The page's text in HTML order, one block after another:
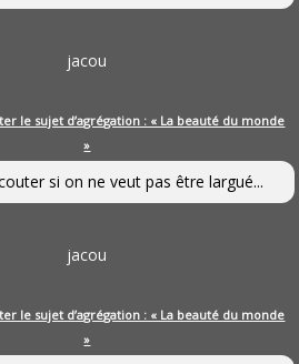
jacou
le sujet d’agrégation : « La beauté du monde
»
si on ne veut pas être largué...
jacou
le sujet d’agrégation : « La beauté du monde
»